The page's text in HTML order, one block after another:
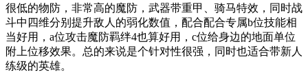
很低的物防，非常高的魔防，武器带重甲、骑马特效，同时战
斗中四维分别提升敌人的弱化数值，配合配合专属b位技能相
当好用，a位攻击魔防羁绊4也算好用，c位给身边的地面单位
附上位移效果。总的来说是个针对性很强，同时也适合带新人
练级的英雄。